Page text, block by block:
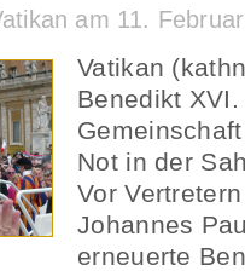
am 11.
Vatikan
Benedikt
Not in der
Vor
Johannes
erneuerte